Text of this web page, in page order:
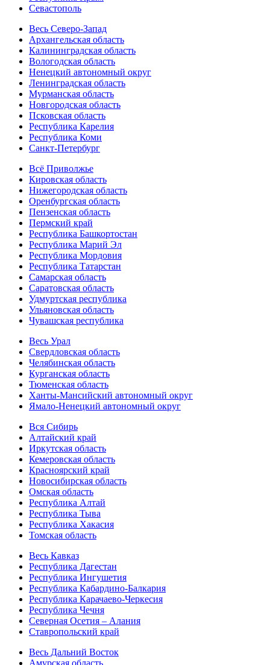
Севастополь
Весь Северо-Запад
Архангельская область
Калининградская область
Вологодская область
Ненецкий автономный округ
Ленинградская область
Мурманская область
Новгородская область
Псковская область
Республика Карелия
Республика Коми
Санкт-Петербург
Всё Приволжье
Кировская область
Нижегородская область
Оренбургская область
Пензенская область
Пермский край
Республика Башкортостан
Республика Марий Эл
Республика Мордовия
Республика Татарстан
Самарская область
Саратовская область
Удмуртская республика
Ульяновская область
Чувашская республика
Весь Урал
Свердловская область
Челябинская область
Курганская область
Тюменская область
Ханты-Мансийский автономный округ
Ямало-Ненецкий автономный округ
Вся Сибирь
Алтайский край
Иркутская область
Кемеровская область
Красноярский край
Новосибирская область
Омская область
Республика Алтай
Республика Тыва
Республика Хакасия
Томская область
Весь Кавказ
Республика Дагестан
Республика Ингушетия
Республика Кабардино-Балкария
Республика Карачаево-Черкесия
Республика Чечня
Северная Осетия – Алания
Ставропольский край
Весь Дальний Восток
Амурская область